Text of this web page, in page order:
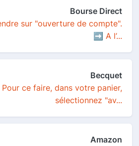
Bourse Direct
sur "ouverture de compte".
➡️ A l’...
Becquet
Pour ce faire, dans votre panier,
sélectionnez "av...
Amazon